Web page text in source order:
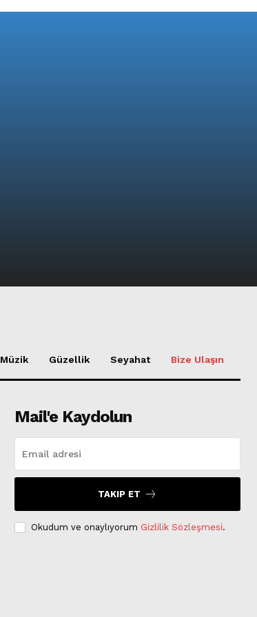
Müzik Güzellik Seyahat Bize Ulaşın
Mail'e Kaydolun
TAKIP ET
Okudum ve onaylıyorum Gizlilik Sözleşmesi.